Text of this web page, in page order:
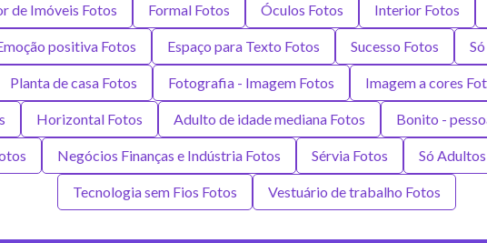
de Imóveis Fotos Formal Fotos Óculos Fotos Interior Fotos
positiva Fotos Espaço para Texto Fotos Sucesso Fotos
Planta de casa Fotos Fotografia - Imagem Fotos Imagem a cores
Horizontal Fotos Adulto de idade mediana Fotos Bonito -
Negócios Finanças e Indústria Fotos Sérvia Fotos Só
Tecnologia sem Fios Fotos Vestuário de trabalho Fotos